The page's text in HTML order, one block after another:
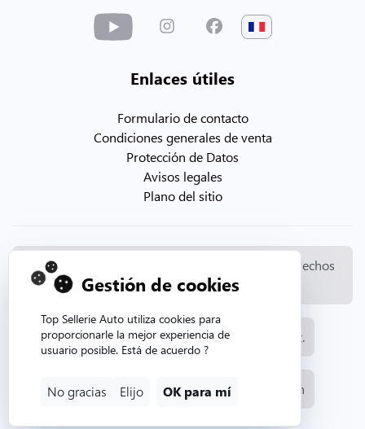
Enlaces útiles
Formulario de contacto
Condiciones generales de venta
Protección de Datos
Avisos legales
Plano del sitio
© Copyright 2026. Topsellerieauto Todos los derechos
reservados
Fabricación y venta de tapicería automotriz.
Sitio web creado por la agencia web Aurion
Gestión de cookies
Top Sellerie Auto utiliza cookies para
proporcionarle la mejor experiencia de
usuario posible. Está de acuerdo ?
No gracias Elijo OK para mí